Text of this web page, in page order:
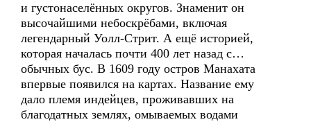
и густонаселённых округов. Знаменит он
высочайшими небоскрёбами, включая
легендарный Уолл-Стрит. А ещё историей,
которая началась почти 400 лет назад с…
обычных бус. В 1609 году остров Манахата
впервые появился на картах. Название ему
дало племя индейцев, проживавших на
благодатных землях, омываемых водами